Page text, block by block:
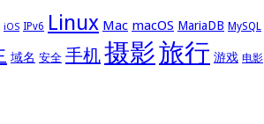
iOS IPv6 Linux Mac macOS MariaDB MySQL
域名 安全 手机摄影旅行 游戏 电影